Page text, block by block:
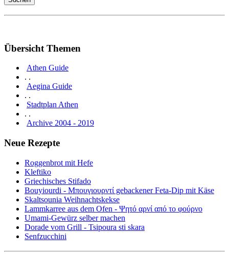
Übersicht Themen
Athen Guide
. .
Aegina Guide
. .
Stadtplan Athen
. .
Archive 2004 - 2019
Neue Rezepte
Roggenbrot mit Hefe
Kleftiko
Griechisches Stifado
Bouyiourdi - Μπουγιουρντί gebackener Feta-Dip mit Käse
Skaltsounia Weihnachtskekse
Lammkarree aus dem Ofen - Ψητό αρνί από το φούρνο
Umami-Gewürz selber machen
Dorade vom Grill - Tsipoura sti skara
Senfzucchini